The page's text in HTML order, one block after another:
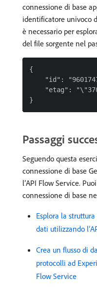
connessione di base
identificatore univoco
è necessario per
del file sorgente nel
{
"id":
"etag":
Passaggi
Seguendo questa
connessione di base
l’API Flow Service.
connessione di base
Esplora la
dati utilizzando
Crea un flusso di
protocolli ad
Flow Service ​